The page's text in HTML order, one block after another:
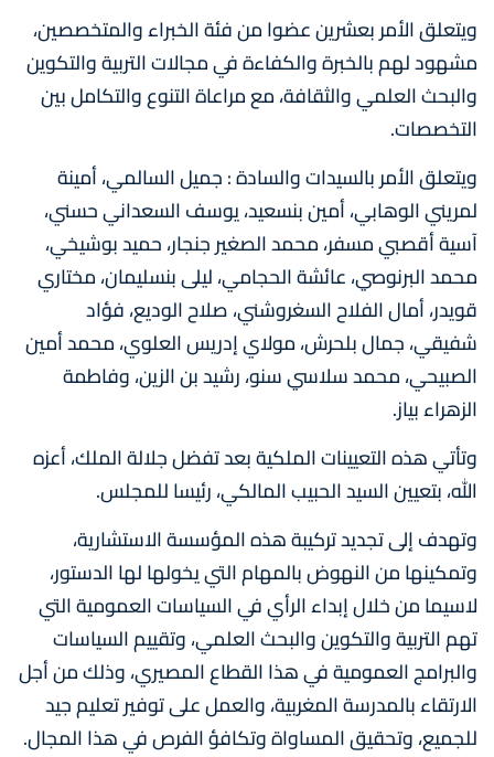
ويتعلق الأمر بعشرين عضوا من فئة الخبراء والمتخصصين،
مشهود لهم بالخبرة والكفاءة في مجالات التربية والتكوين
والبحث العلمي والثقافة، مع مراعاة التنوع والتكامل بين
التخصصات.
ويتعلق الأمر بالسيدات والسادة : جميل السالمي، أمينة
لمريني الوهابي، أمين بنسعيد، يوسف السعداني حسني،
آسية أقصبي مسفر، محمد الصغير جنجار، حميد بوشيخي،
محمد البرنوصي، عائشة الحجامي، ليلى بنسليمان، مختاري
قويدر، أمال الفلاح السغروشني، صلاح الوديع، فؤاد
شفيقي، جمال بلحرش، مولاي إدريس العلوي، محمد أمين
الصبيحي، محمد سلاسي سنو، رشيد بن الزين، وفاطمة
الزهراء بياز.
وتأتي هذه التعيينات الملكية بعد تفضل جلالة الملك، أعزه
الله، بتعيين السيد الحبيب المالكي، رئيسا للمجلس.
وتهدف إلى تجديد تركيبة هذه المؤسسة الاستشارية،
وتمكينها من النهوض بالمهام التي يخولها لها الدستور،
لاسيما من خلال إبداء الرأي في السياسات العمومية التي
تهم التربية والتكوين والبحث العلمي، وتقييم السياسات
والبرامج العمومية في هذا القطاع المصيري، وذلك من أجل
الارتقاء بالمدرسة المغربية، والعمل على توفير تعليم جيد
للجميع، وتحقيق المساواة وتكافؤ الفرص في هذا المجال.